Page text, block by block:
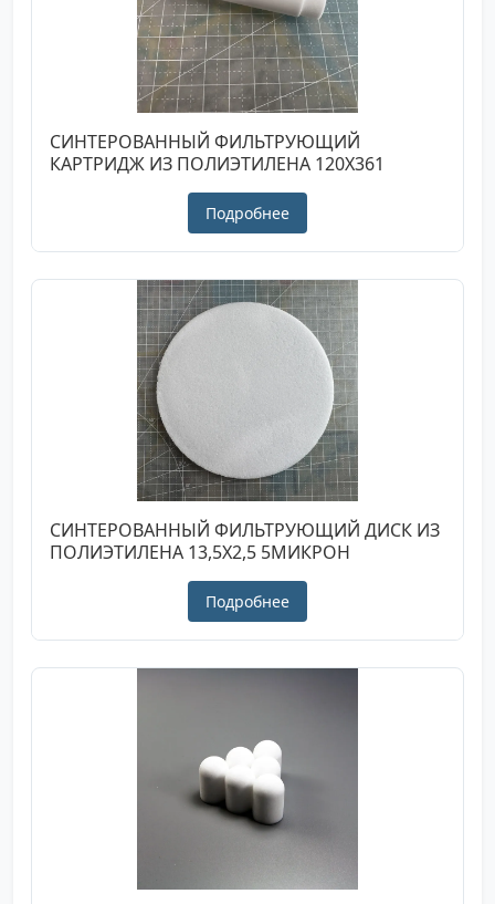
СИНТЕРОВАННЫЙ ФИЛЬТРУЮЩИЙ
КАРТРИДЖ ИЗ ПОЛИЭТИЛЕНА 120X361
Подробнее
СИНТЕРОВАННЫЙ ФИЛЬТРУЮЩИЙ ДИСК ИЗ
ПОЛИЭТИЛЕНА 13,5X2,5 5МИКРОН
Подробнее